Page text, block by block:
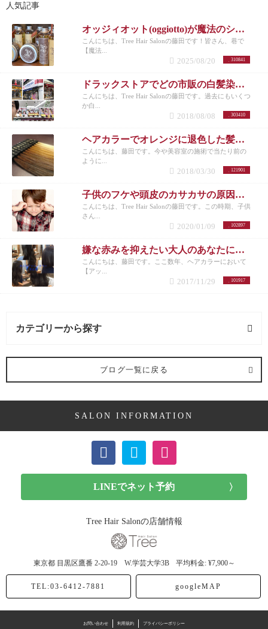
人気記事
オッジィオット(oggiotto)が魔法のシャンプーと呼ばれる理由！取扱店だからこそ分かる髪質改善力
こんにちは、Tree Hair Salonの藤田です！皆さん、巷で
【魔法...
310841
2025/08/20
ドラックストアでどの市販の白髪染めが人気なのか美容師がリサーチしてランキングにした。
こんにちは、Tree Hair Salonの藤田です。過去にもいくつ
か白...
303410
2018/08/08
ヘアカラーでオレンジに退色した髪にアッシュのすすめ
こんにちは、藤田です。今や美容室の施術で当たり前の
ように...
121901
2018/03/30
子供のフケや頭皮のカサカサの原因と対策
こんにちは、Tree Hair Salonの藤田です。この時期、子供
さん...
102897
2020/01/09
嫌な赤みを抑えたい大人のあなたにオススメしたいヘアカラー【アッシュ】
こんにちは、藤田です。ここ数年、ヘアカラーにおいて
【アッ...
101917
2017/11/29
カテゴリーから探す
髪型 (54記事)
ヘアドネーション (1記事)
ヘアカラー (40記事)
ブログ一覧に戻る
SALON INFORMATION
Tree Hair Salonの店舗情報
東京都 目黒区鷹番 2-20-19 W.学芸大学3B 平均料金: ¥7,900～
TEL:03-6412-7881 googleMAP
お問い合わせ 利用規約 プライバシーポリシー